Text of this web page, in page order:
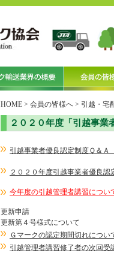
HOME > 会員の皆様へ > 引越・宅
２０２０年度「引越事業
引越事業者優良認定制度Ｑ＆Ａ
２０２０年度引越事業者優良
今年度の引越管理者講習につい
更新申請
更新第４号様式について
Ｇマークの認定期間切れについ
引越管理者講習修了者の次回受